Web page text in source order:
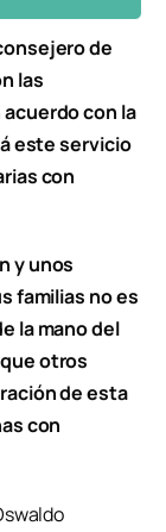
de
las
con la
este servicio
con
y unos
familias no es
la mano del
otros
de esta
con